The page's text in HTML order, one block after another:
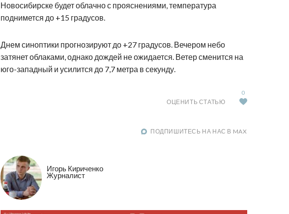
Новосибирске будет облачно с прояснениями, температура
поднимется до +15 градусов.
Днем синоптики прогнозируют до +27 градусов. Вечером небо
затянет облаками, однако дождей не ожидается. Ветер сменится на
юго-западный и усилится до 7,7 метра в секунду.
ОЦЕНИТЬ СТАТЬЮ
0
ПОДПИШИТЕСЬ НА НАС В MAX
Игорь Кириченко
Журналист